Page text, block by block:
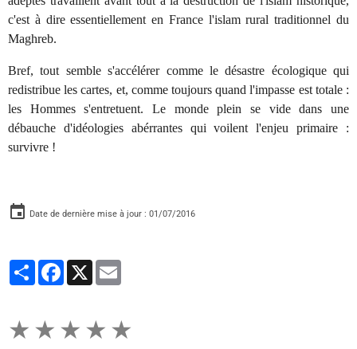
c'est à dire essentiellement en France l'islam rural traditionnel du
Maghreb.
Bref, tout semble s'accélérer comme le désastre écologique qui
redistribue les cartes, et, comme toujours quand l'impasse est totale :
les Hommes s'entretuent. Le monde plein se vide dans une
débauche d'idéologies abérrantes qui voilent l'enjeu primaire :
survivre !
Date de dernière mise à jour : 01/07/2016
PartagerFacebook
X
★ ★ ★ ★ ★